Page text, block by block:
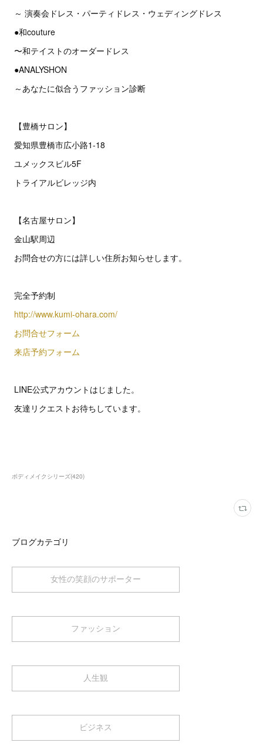
～ 演奏会ドレス・パーティドレス・ウェディングドレス
●和couture
〜和テイストのオーダードレス
●ANALYSHON
～あなたに似合うファッション診断
【豊橋サロン】
愛知県豊橋市広小路1-18
ユメックスビル5F
トライアルビレッジ内
【名古屋サロン】
金山駅周辺
お問合せの方には詳しい住所お知らせします。
完全予約制
http://www.kumi-ohara.com/
お問合せフォーム
来店予約フォーム
LINE公式アカウントはじました。
友達リクエストお待ちしています。
ボディメイクシリーズ(420)
ブログカテゴリ
女性の笑顔のサポーター
ファッション
人生観
ビジネス